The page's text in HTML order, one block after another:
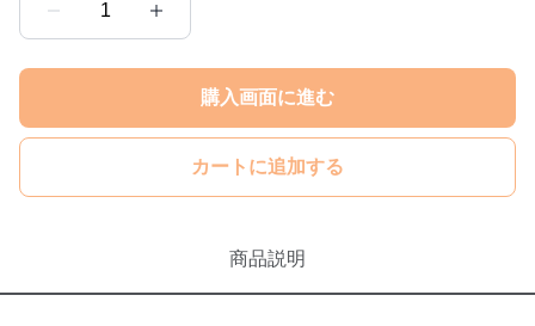
1
購入画面に進む
カートに追加する
商品説明